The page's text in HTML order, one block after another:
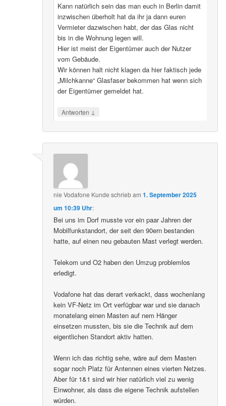
Kann natürlich sein das man euch in Berlin damit
inzwischen überholt hat da ihr ja dann euren
Vermieter dazwischen habt, der das Glas nicht
bis in die Wohnung legen will.
Hier ist meist der Eigentümer auch der Nutzer
vom Gebäude.
Wir können halt nicht klagen da hier faktisch jede
„Milchkanne“ Glasfaser bekommen hat wenn sich
der Eigentümer gemeldet hat.
Antworten ↓
nie Vodafone Kunde schriebam1. September 2025
um 10:39 Uhr:
Bei uns im Dorf musste vor ein paar Jahren der
Mobilfunkstandort, der seit den 90ern bestanden
hatte, auf einen neu gebauten Mast verlegt werden.
Telekom und O2 haben den Umzug problemlos
erledigt.
Vodafone hat das derart verkackt, dass wochenlang
kein VF-Netz im Ort verfügbar war und sie danach
monatelang einen Masten auf nem Hänger
einsetzen mussten, bis sie die Technik auf dem
eigentlichen Standort aktiv hatten.
Wenn ich das richtig sehe, wäre auf dem Masten
sogar noch Platz für Antennen eines vierten Netzes.
Aber für 1&1 sind wir hier natürlich viel zu wenig
Einwohner, als dass die eigene Technik aufstellen
würden.